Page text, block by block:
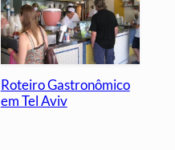
Roteiro Gastronômico
em Tel Aviv